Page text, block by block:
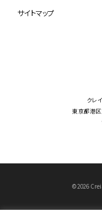
サイトマップ
クレ
東京都港区
© 2026